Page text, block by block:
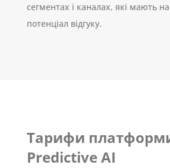
сегментах і каналах, які мають
потенціал відгуку.
Тарифи
Predictive AI